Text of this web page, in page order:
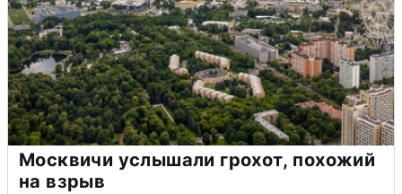
Москвичи услышали грохот, похожий
на взрыв